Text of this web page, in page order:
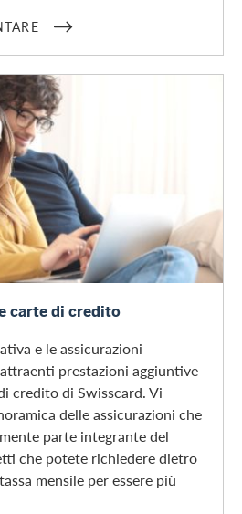
carte di credito
e le assicurazioni
prestazioni aggiuntive
credito di Swisscard. Vi
delle assicurazioni che
parte integrante del
che potete richiedere dietro
mensile per essere più